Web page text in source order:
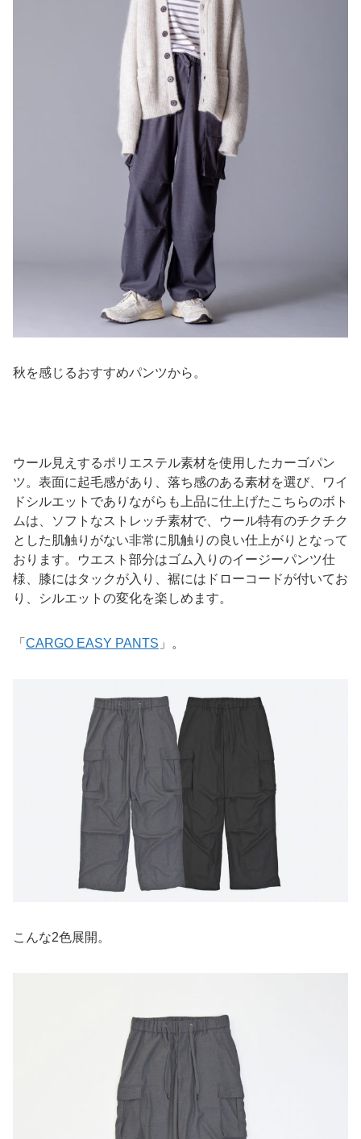
秋を感じるおすすめパンツから。
ウール見えするポリエステル素材を使用したカーゴパン
ツ。表面に起毛感があり、落ち感のある素材を選び、ワイ
ドシルエットでありながらも上品に仕上げたこちらのボト
ムは、ソフトなストレッチ素材で、ウール特有のチクチク
とした肌触りがない非常に肌触りの良い仕上がりとなって
おります。ウエスト部分はゴム入りのイージーパンツ仕
様、膝にはタックが入り、裾にはドローコードが付いてお
り、シルエットの変化を楽しめます。
「 CARGO EASY PANTS 」。
こんな2色展開。